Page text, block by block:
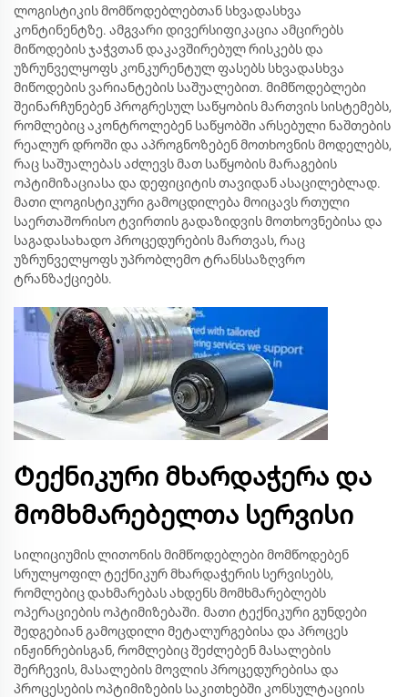
ლოგისტიკის მომწოდებლებთან სხვადასხვა
კონტინენტზე. ამგვარი დივერსიფიკაცია ამცირებს
მიწოდების ჯაჭვთან დაკავშირებულ რისკებს და
უზრუნველყოფს კონკურენტულ ფასებს სხვადასხვა
მიწოდების ვარიანტების საშუალებით. მიმწოდებლები
შეინარჩუნებენ პროგრესულ საწყობის მართვის სისტემებს,
რომლებიც აკონტროლებენ საწყობში არსებული ნაშთების
რეალურ დროში და აპროგნოზებენ მოთხოვნის მოდელებს,
რაც საშუალებას აძლევს მათ საწყობის მარაგების
ოპტიმიზაციასა და დეფიციტის თავიდან ასაცილებლად.
მათი ლოგისტიკური გამოცდილება მოიცავს რთული
საერთაშორისო ტვირთის გადაზიდვის მოთხოვნებისა და
საგადასახადო პროცედურების მართვას, რაც
უზრუნველყოფს უპრობლემო ტრანსსაზღვრო
ტრანზაქციებს.
Ტექნიკური მხარდაჭერა და
მომხმარებელთა სერვისი
Სილიციუმის ლითონის მიმწოდებლები მომწოდებენ
სრულყოფილ ტექნიკურ მხარდაჭერის სერვისებს,
რომლებიც დახმარებას ახდენს მომხმარებლებს
ოპერაციების ოპტიმიზებაში. მათი ტექნიკური გუნდები
შედგებიან გამოცდილი მეტალურგებისა და პროცეს
ინჟინრებისგან, რომლებიც შეძლებენ მასალების
შერჩევის, მასალების მოვლის პროცედურებისა და
პროცესების ოპტიმიზების საკითხებში კონსულტაციის